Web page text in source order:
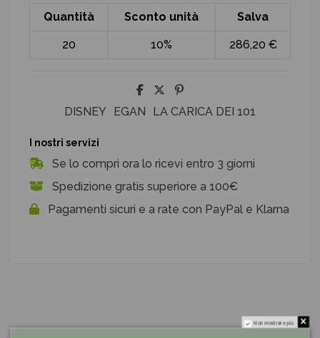
Quantità Sconto unità Salva
20 10% 286,20 €
DISNEY EGAN LA CARICA DEI 101
I nostri servizi
Se lo compri ora lo ricevi entro 3 giorni
Spedizione gratis superiore a 100€
Pagamenti sicuri e a rate con PayPal e Klarna
Non mostrare più.